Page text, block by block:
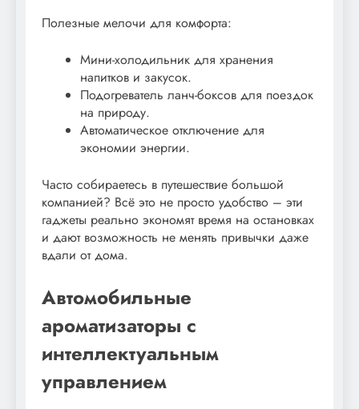
Полезные мелочи для комфорта:
Мини-холодильник для хранения
напитков и закусок.
Подогреватель ланч-боксов для поездок
на природу.
Автоматическое отключение для
экономии энергии.
Часто собираетесь в путешествие большой
компанией? Всё это не просто удобство – эти
гаджеты реально экономят время на остановках
и дают возможность не менять привычки даже
вдали от дома.
Автомобильные
ароматизаторы с
интеллектуальным
управлением